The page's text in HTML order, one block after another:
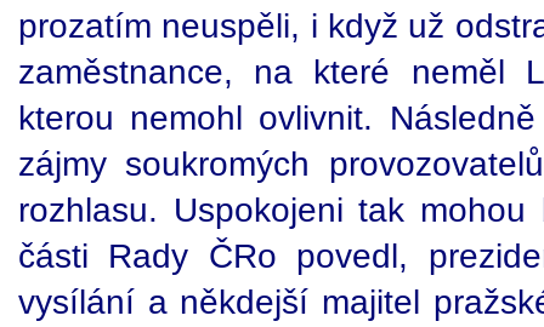
prozatím neuspěli, i když už
zaměstnance, na které neměl
kterou nemohl ovlivnit.
zájmy soukromých
rozhlasu. Uspokojeni tak
části Rady ČRo povedl,
vysílání a někdejší majitel